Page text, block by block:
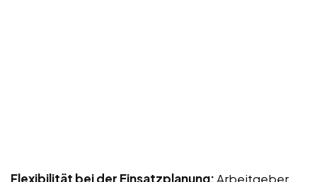
Flexibilität bei der Einsatzplanung:Arbeitgeber